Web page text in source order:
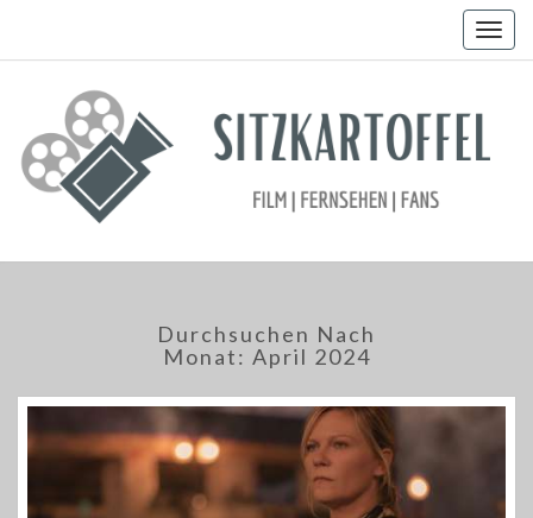
Durchsuchen Nach
Monat: April 2024